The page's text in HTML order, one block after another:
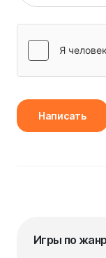
Написать
Игры по